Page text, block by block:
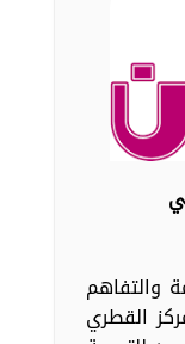
والتفاهم
القطري